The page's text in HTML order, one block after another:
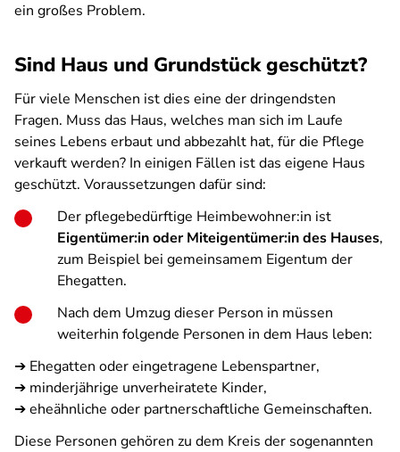
ein großes Problem.
Sind Haus und Grundstück geschützt?
Für viele Menschen ist dies eine der dringendsten
Fragen. Muss das Haus, welches man sich im Laufe
seines Lebens erbaut und abbezahlt hat, für die Pflege
verkauft werden? In einigen Fällen ist das eigene Haus
geschützt. Voraussetzungen dafür sind:
Der pflegebedürftige Heimbewohner:in ist
Eigentümer:in oder Miteigentümer:in des Hauses,
zum Beispiel bei gemeinsamem Eigentum der
Ehegatten.
Nach dem Umzug dieser Person in müssen
weiterhin folgende Personen in dem Haus leben:
➔ Ehegatten oder eingetragene Lebenspartner,
➔ minderjährige unverheiratete Kinder,
➔ eheähnliche oder partnerschaftliche Gemeinschaften.
Diese Personen gehören zu dem Kreis der sogenannten